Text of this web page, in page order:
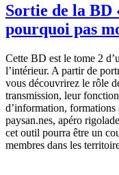
Sortie de la BD
pourquoi pas
Cette BD est le tome 2
l’intérieur. A partir de
vous découvrirez le rôle
transmission, leur
d’information,
paysan.nes, apéro
cet outil pourra être un
membres dans les